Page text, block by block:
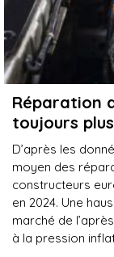
Réparation
toujours
D’après les
moyen des
constructeurs
en 2024. Une
marché de
à la pression